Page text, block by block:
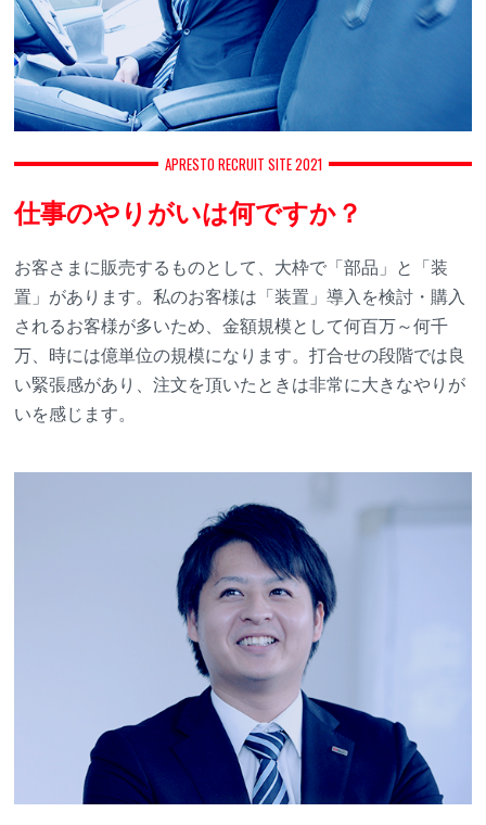
APRESTO RECRUIT SITE 2021
仕事のやりがいは何ですか？
お客さまに販売するものとして、大枠で「部品」と「装
置」があります。私のお客様は「装置」導入を検討・購入
されるお客様が多いため、金額規模として何百万～何千
万、時には億単位の規模になります。打合せの段階では良
い緊張感があり、注文を頂いたときは非常に大きなやりが
いを感じます。